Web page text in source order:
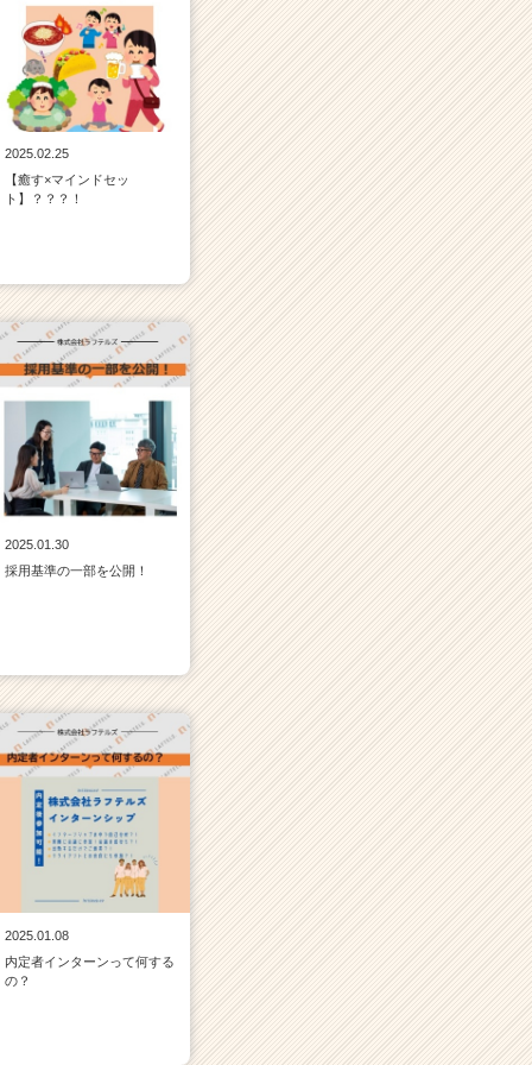
2025.02.25
【癒す×マインドセッ
ト】？？？！
2025.01.30
採用基準の一部を公開！
2025.01.08
内定者インターンって何する
の？